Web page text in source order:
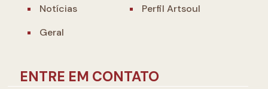
Notícias
Perfil Artsoul
Geral
ENTRE EM CONTATO